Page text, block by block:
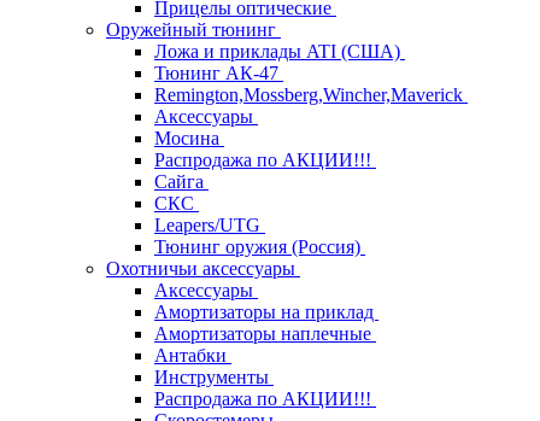
Прицелы оптические
Оружейный тюнинг
Ложа и приклады ATI (США)
Тюнинг АК-47
Remington,Mossberg,Wincher,Maverick
Аксессуары
Мосина
Распродажа по АКЦИИ!!!
Сайга
СКС
Leapers/UTG
Тюнинг оружия (Россия)
Охотничьи аксессуары
Аксессуары
Амортизаторы на приклад
Амортизаторы наплечные
Антабки
Инструменты
Распродажа по АКЦИИ!!!